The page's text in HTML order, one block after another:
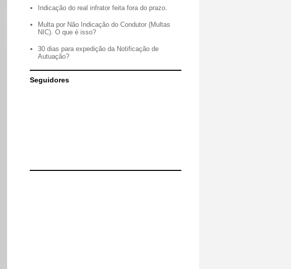
Indicação do real infrator feita fora do prazo.
Multa por Não Indicação do Condutor (Multas
NIC). O que é isso?
30 dias para expedição da Notificação de
Autuação?
Seguidores